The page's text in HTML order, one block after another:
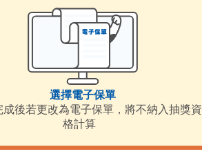
選擇電子保單
成後若更改為電子保單，將不納入抽獎資
格計算